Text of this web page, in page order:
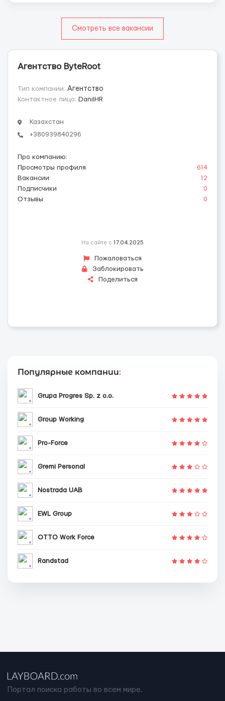
Смотреть все вакансии
Агентство ByteRoot
Тип компании: Агентство
Контактное лицо: DanilHR
Казахстан
+380939840296
Про компанию:
Просмотры профиля
614
Вакансии
12
Подписчики
0
Отзывы
0
На сайте с 17.04.2025
Пожаловаться
Заблокировать
Поделиться
Популярные компании:
Grupa Progres Sp. z o.o.
Group Working
Pro-Force
Gremi Personal
Nostrada UAB
EWL Group
OTTO Work Force
Randstad
Портал поиска работы во всем мире.